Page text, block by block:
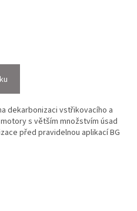
dekarbonizaci vstřikovacího a
s větším množstvím úsad
před pravidelnou aplikací BG